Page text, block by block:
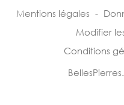
Mentions légales -
Modifier
Conditions